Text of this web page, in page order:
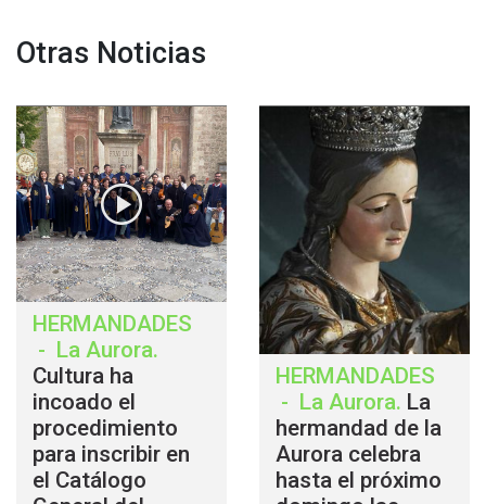
Otras Noticias
HERMANDADES
- La Aurora.
Cultura ha
incoado el
procedimiento
para inscribir en
el Catálogo
HERMANDADES
- La Aurora. La
hermandad de la
Aurora celebra
hasta el próximo